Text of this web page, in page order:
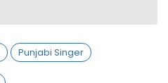
Punjabi Singer